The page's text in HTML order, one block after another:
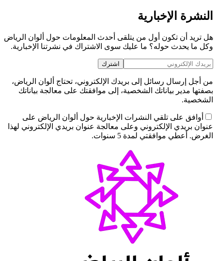
النشرة الإخبارية
هل تريد أن تكون أول من يتلقى أحدث المعلومات حول ألوان الرياض
وكل ما يحدث حوله؟ ما عليك سوى الاشتراك في نشرتنا الإخبارية.
اشترك
من أجل إرسال رسائل إلى بريدك الإلكتروني، تحتاج ألوان الرياض،
بصفتها مدير بياناتك الشخصية، إلى موافقتك على معالجة بياناتك
الشخصية.
أوافق على تلقي النشرات الإخبارية حول ألوان الرياض على
عنوان بريدي الإلكتروني وعلى معالجة عنوان بريدي الإلكتروني لهذا
الغرض. أعطي موافقتي لمدة 5 سنوات.